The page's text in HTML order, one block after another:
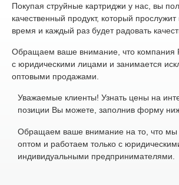
Покупая струйные картриджи у нас, вы
качественный продукт, который
время и каждый раз будет радовать
Обращаем ваше внимание, что компания
с юридическими лицами и занимается
оптовыми продажами.
Уважаемые клиенты! Узнать цены на
позиции Вы можете, заполнив форму
Обращаем ваше внимание на то, что мы
оптом и работаем только с
индивидуальными предпринимателями.